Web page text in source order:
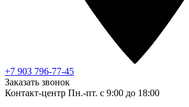
+7 903 796-77-45
Заказать звонок
Контакт-центр Пн.-пт. с 9:00 до 18:00